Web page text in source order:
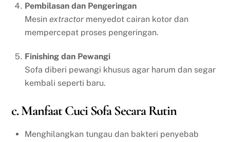
Pembilasan dan Pengeringan
Mesin extractor menyedot cairan kotor dan
mempercepat proses pengeringan.
Finishing dan Pewangi
Sofa diberi pewangi khusus agar harum dan segar
kembali seperti baru.
c. Manfaat Cuci Sofa Secara Rutin
Menghilangkan tungau dan bakteri penyebab